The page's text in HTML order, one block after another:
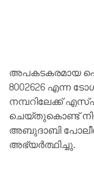
അപകടകരമായ
8002626 എന്ന
നമ്പറിലേക്ക്
ചെയ്തുകൊണ്ട്
അബുദാബി
അഭ്യർത്ഥിച്ചു.